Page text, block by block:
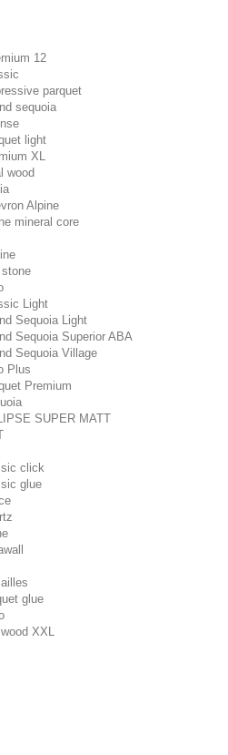
12
parquet
sequoia
light
XL
wood
Alpine
mineral core
stone
Light
Sequoia Light
Sequoia Superior ABA
Sequoia Village
Plus
Premium
SUPER MATT
click
glue
glue
XXL